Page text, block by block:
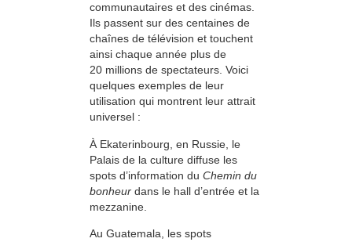
communautaires et des cinémas.
Ils passent sur des centaines de
chaînes de télévision et touchent
ainsi chaque année plus de
20 millions de spectateurs. Voici
quelques exemples de leur
utilisation qui montrent leur attrait
universel :
À Ekaterinbourg, en Russie, le
Palais de la culture diffuse les
spots d’information du Chemin du
bonheur dans le hall d’entrée et la
mezzanine.
Au Guatemala, les spots